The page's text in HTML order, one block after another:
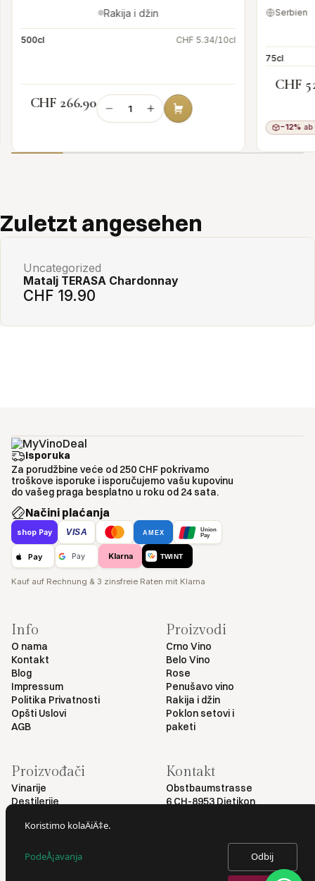
Rakija i džin
500cl CHF 5.34/10cl
CHF 266.90
Serbien
75cl
CHF
−12% ab
Zuletzt angesehen
Uncategorized
Matalj TERASA Chardonnay
CHF 19.90
isporuka
Za porudžbine veće od 250 CHF pokrivamo
troškove isporuke i isporučujemo vašu kupovinu
do vašeg praga besplatno u roku od 24 sata.
Načini plaćanja
shop Pay VISA AMEX
Union
Pay
Pay Pay Klarna TWINT
Kauf auf Rechnung & 3 zinsfreie Raten mit Klarna
Info
O nama
Kontakt
Blog
Impressum
Politika Privatnosti
Opšti Uslovi
AGB
Proizvodi
Crno Vino
Belo Vino
Rose
Penušavo vino
Rakija i džin
Poklon setovi i
paketi
Proizvođači
Vinarije
Destilerije
Kontakt
Obstbaumstrasse
6 CH-8953 Dietikon
Koristimo kolaÄiÄ‡e.
PodeÅ¡avanja Odbij